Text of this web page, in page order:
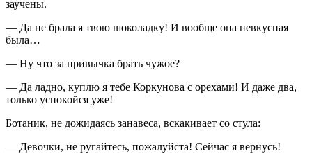
заучены.
— Да не брала я твою шоколадку! И вообще она невкусная
была…
— Ну что за привычка брать чужое?
— Да ладно, куплю я тебе Коркунова с орехами! И даже два,
только успокойся уже!
Ботаник, не дожидаясь занавеса, вскакивает со стула:
— Девочки, не ругайтесь, пожалуйста! Сейчас я вернусь!